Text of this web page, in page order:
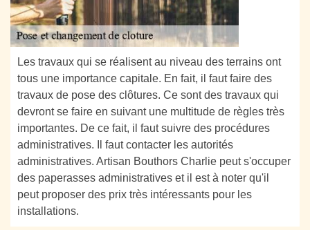
Les travaux qui se réalisent au niveau des terrains ont
tous une importance capitale. En fait, il faut faire des
travaux de pose des clôtures. Ce sont des travaux qui
devront se faire en suivant une multitude de règles très
importantes. De ce fait, il faut suivre des procédures
administratives. Il faut contacter les autorités
administratives. Artisan Bouthors Charlie peut s'occuper
des paperasses administratives et il est à noter qu'il
peut proposer des prix très intéressants pour les
installations.